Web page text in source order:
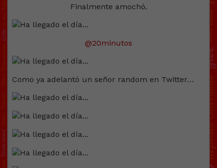
Finalmente amochó.
@20minutos
Como ya adelantó un señor random en Twitter…